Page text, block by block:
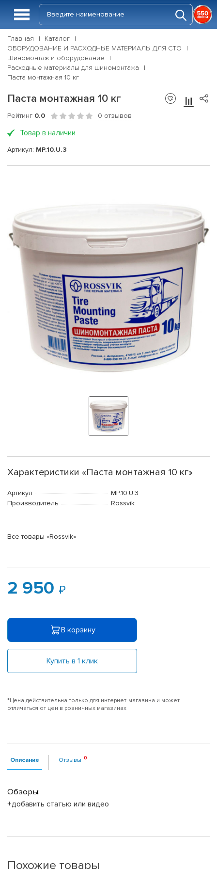
Главная
Каталог
ОБОРУДОВАНИЕ И РАСХОДНЫЕ МАТЕРИАЛЫ ДЛЯ СТО
Шиномонтаж и оборудование
Расходные материалы для шиномонтажа
Паста монтажная 10 кг
Паста монтажная 10 кг
Рейтинг 0.0 0 отзывов
Товар в наличии
Артикул: MP.10.U.3
Характеристики «Паста монтажная 10 кг»
Артикул
MP.10.U.3
Производитель
Rossvik
Все товары «Rossvik»
2 950
В корзину
Купить в 1 клик
*Цена действительна только для интернет-магазина и может
отличаться от цен в розничных магазинах
Описание Отзывы
Обзоры:
+добавить статью или видео
Похожие товары